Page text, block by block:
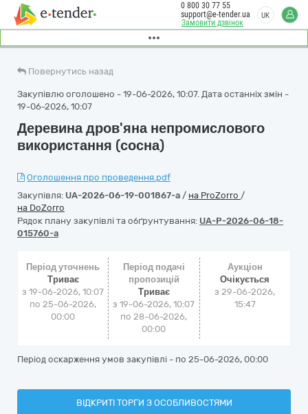
Замовити дзвінок
0 800 30 77 55
support@e-tender.ua
UK
Повернутись назад
Закупівлю оголошено - 19-06-2026, 10:07. Дата останніх змін -
19-06-2026, 10:07
Деревина дров'яна непромислового
використання (сосна)
Оголошення про проведення.pdf
Закупівля: UA-2026-06-19-001867-a / на ProZorro /
на DoZorro
Рядок плану закупівлі та обґрунтування: UA-P-2026-06-18-
015760-a
Період уточнень
Триває
з 19-06-2026, 10:07
по 25-06-2026,
00:00
Період подачі
пропозицій
Триває
з 19-06-2026, 10:07
по 28-06-2026,
00:00
Аукціон
Очікується
з29-06-2026,
15:47
Період оскарження умов закупівлі - по 25-06-2026, 00:00
ВІДКРИТІ ТОРГИ З ОСОБЛИВОСТЯМИ